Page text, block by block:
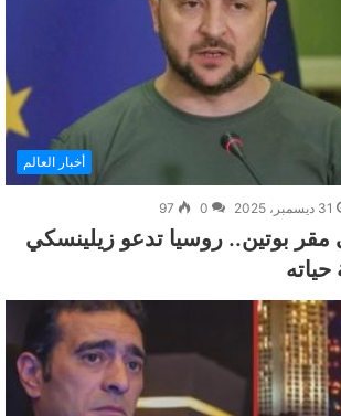
أخبار العالم
31 ديسمبر، 2025 0
97
مقر بوتين.. روسيا تدعو زيلينسكي
حياته